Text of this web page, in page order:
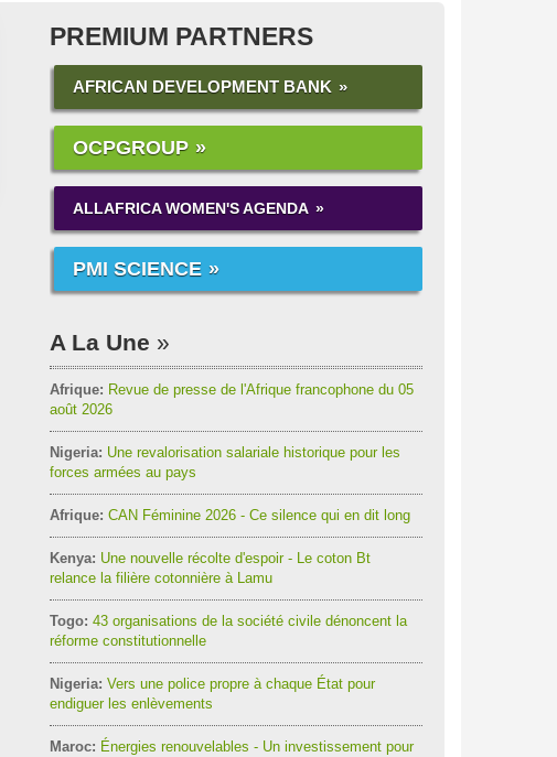
PREMIUM PARTNERS
AFRICAN DEVELOPMENT BANK
OCPGROUP
ALLAFRICA WOMEN'S AGENDA
PMI SCIENCE
A La Une
Afrique: Revue de presse de l'Afrique francophone du 05
août 2026
Nigeria: Une revalorisation salariale historique pour les
forces armées au pays
Afrique: CAN Féminine 2026 - Ce silence qui en dit long
Kenya: Une nouvelle récolte d'espoir - Le coton Bt
relance la filière cotonnière à Lamu
Togo: 43 organisations de la société civile dénoncent la
réforme constitutionnelle
Nigeria: Vers une police propre à chaque État pour
endiguer les enlèvements
Maroc: Énergies renouvelables - Un investissement pour